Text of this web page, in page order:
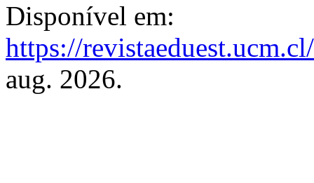
Disponível em:
https://
aug. 2026.